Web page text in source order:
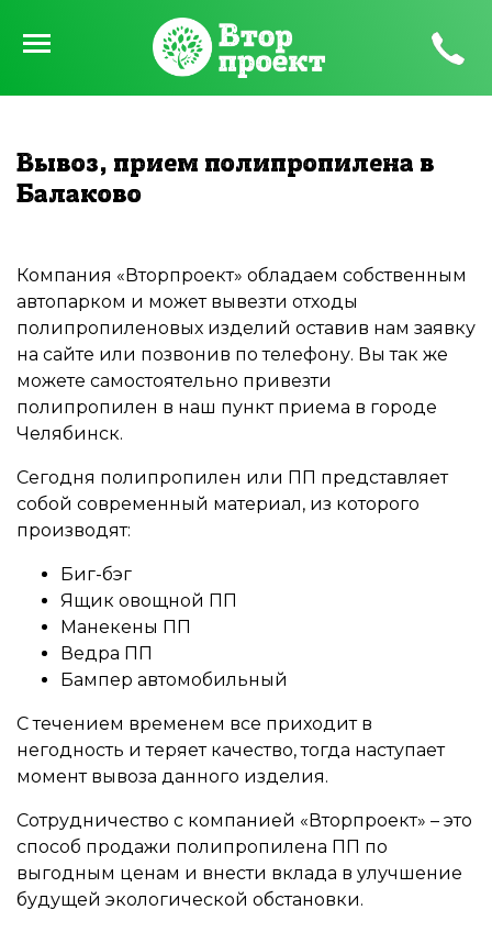
Вывоз, прием полипропилена в
Балаково
Компания «Вторпроект» обладаем собственным
автопарком и может вывезти отходы
полипропиленовых изделий оставив нам заявку
на сайте или позвонив по телефону. Вы так же
можете самостоятельно привезти
полипропилен в наш пункт приема в городе
Челябинск.
Сегодня полипропилен или ПП представляет
собой современный материал, из которого
производят:
Биг-бэг
Ящик овощной ПП
Манекены ПП
Ведра ПП
Бампер автомобильный
С течением временем все приходит в
негодность и теряет качество, тогда наступает
момент вывоза данного изделия.
Сотрудничество с компанией «Вторпроект» – это
способ продажи полипропилена ПП по
выгодным ценам и внести вклада в улучшение
будущей экологической обстановки.